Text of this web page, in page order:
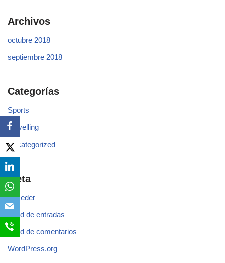
Archivos
octubre 2018
septiembre 2018
Categorías
Sports
Travelling
Uncategorized
Meta
Acceder
Feed de entradas
Feed de comentarios
WordPress.org